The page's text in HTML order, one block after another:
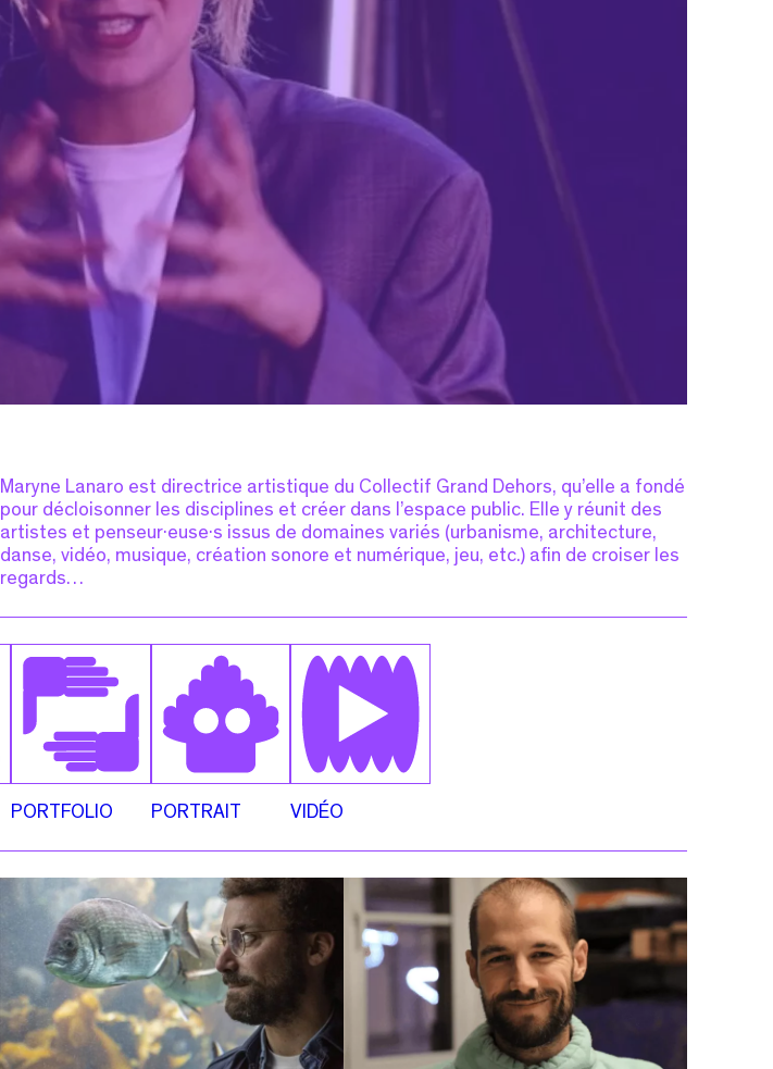
Maryne Lanaro est directrice artistique du Collectif Grand Dehors, qu’elle a fondé
pour décloisonner les disciplines et créer dans l’espace public. Elle y réunit des
artistes et penseur·euse·s issus de domaines variés (urbanisme, architecture,
danse, vidéo, musique, création sonore et numérique, jeu, etc.) afin de croiser les
regards…
PORTFOLIO PORTRAIT VIDÉO